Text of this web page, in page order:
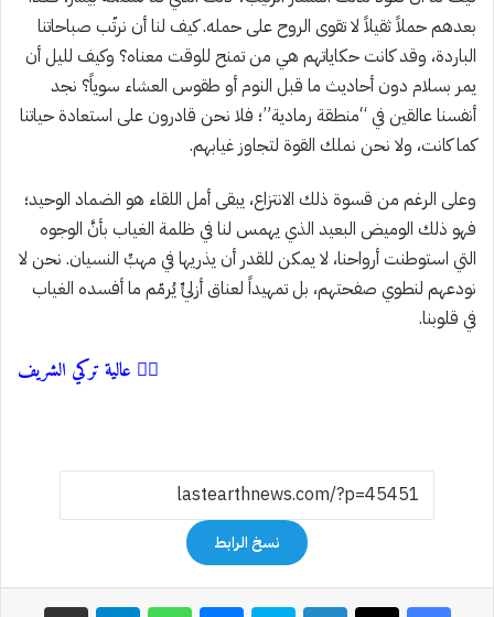
بعدهم حملاً ثقيلاً لا تقوى الروح على حمله. كيف لنا أن نرتّب صباحاتنا
الباردة، وقد كانت حكاياتهم هي من تمنح للوقت معناه؟ وكيف لليل أن
يمر بسلام دون أحاديث ما قبل النوم أو طقوس العشاء سوياً؟ نجد
أنفسنا عالقين في “منطقة رمادية”؛ فلا نحن قادرون على استعادة حياتنا
كما كانت، ولا نحن نملك القوة لتجاوز غيابهم.
وعلى الرغم من قسوة ذلك الانتزاع، يبقى أمل اللقاء هو الضماد الوحيد؛
فهو ذلك الوميض البعيد الذي يهمس لنا في ظلمة الغياب بأنَّ الوجوه
التي استوطنت أرواحنا، لا يمكن للقدر أن يذريها في مهبِّ النسيان. نحن لا
نودعهم لنطوي صفحتهم، بل تمهيداً لعناق أزليٍّ يُرمّم ما أفسده الغياب
في قلوبنا.
✍🏻 عالية تركي الشريف
نسخ الرابط
فيسبوك‫X لينكدإن سكايب ماسنجر واتساب تيلقرام مشاركة عبر البريد